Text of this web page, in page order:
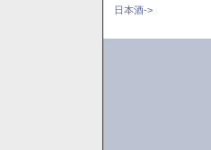
日本酒->